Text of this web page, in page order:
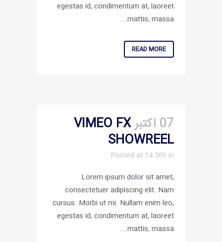
egestas id, condimentum at, laoreet
mattis, massa....
READ MORE
07 اکتبر
VIMEO FX
SHOWREEL
Posted at 14:36h in
Lorem ipsum dolor sit amet,
consectetuer adipiscing elit. Nam
cursus. Morbi ut mi. Nullam enim leo,
egestas id, condimentum at, laoreet
mattis, massa....